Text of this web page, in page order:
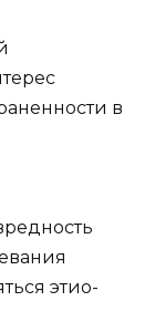
в
этио-